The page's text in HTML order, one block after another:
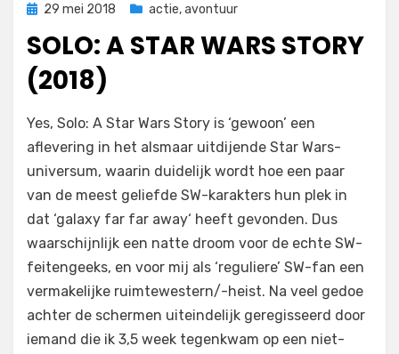
Geplaatst
29 mei 2018 actie,avontuur
SOLO: A STAR WARS STORY
(2018)
door Filmofiel.nl
Laat een reactie achterop
Solo:
A
Star
Wars
Story
Yes, Solo: A Star Wars Story is ‘gewoon’ een
aflevering in het alsmaar uitdijende Star Wars-
universum, waarin duidelijk wordt hoe een paar
van de meest geliefde SW-karakters hun plek in
dat ‘galaxy far far away‘ heeft gevonden. Dus
waarschijnlijk een natte droom voor de echte SW-
feitengeeks, en voor mij als ‘reguliere’ SW-fan een
vermakelijke ruimtewestern/-heist. Na veel gedoe
achter de schermen uiteindelijk geregisseerd door
iemand die ik 3,5 week tegenkwam op een niet-